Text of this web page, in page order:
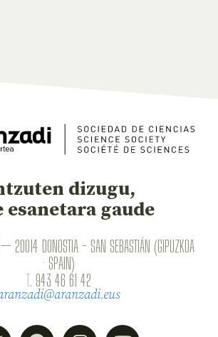
dizugu,
esanetara gaude
— 20014 DONOSTIA - SAN SEBASTIÁN (GIPUZKOA
· SPAIN)
T. 943 46 61 42